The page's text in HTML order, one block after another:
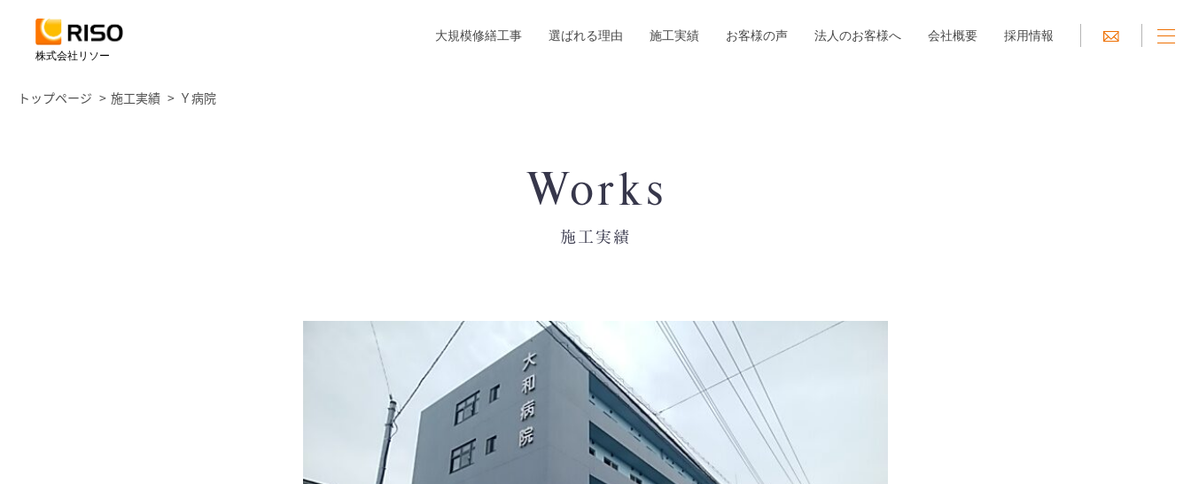
株式会社リソー
大規模修繕工事 選ばれる理由 施工実績 お客様の声 法人のお客様へ 会社概要 採用情報
トップページ 施工実績 Ｙ病院
Works
施工実績